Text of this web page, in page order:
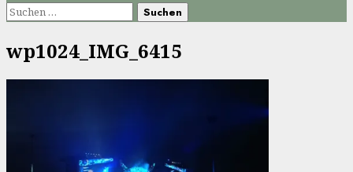
Suchen
wp1024_IMG_6415